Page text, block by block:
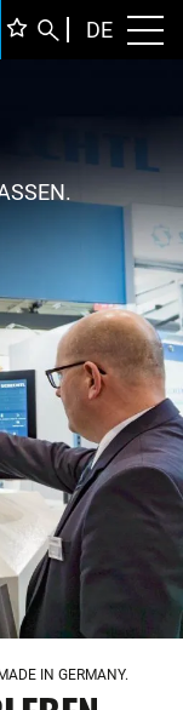
DE
IN GERMANY.